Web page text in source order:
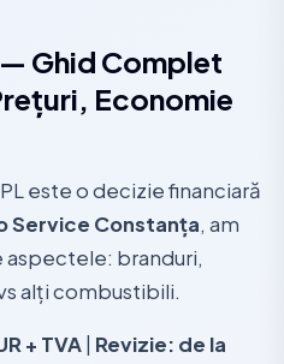
Ghid Complet
Economie
este o decizie financiară
Service Constanța, am
branduri,
alți combustibili.
+ TVA Revizie: de la